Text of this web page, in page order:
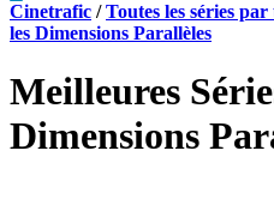
Cinetrafic /Toutes les séries par
les Dimensions Parallèles
Meilleures
Dimensions